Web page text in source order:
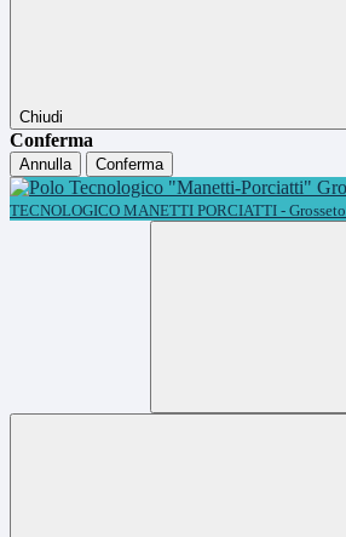
Chiudi
Conferma
Annulla
Conferma
TECNOLOGICO MANETTI PORCIATTI - Grosseto